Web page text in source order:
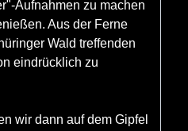
Aufnahmen zu machen
Aus der Ferne
Wald treffenden
eindrücklich zu
wir dann auf dem Gipfel